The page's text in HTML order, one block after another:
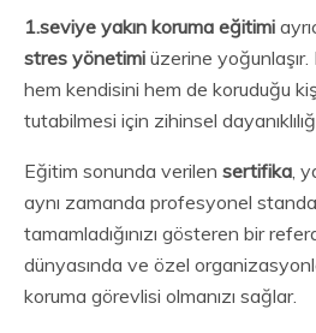
1.seviye yakın koruma eğitimi
stres yönetimi üzerine
hem kendisini hem de koruduğu
tutabilmesi için zihinsel
Eğitim sonunda verilen sertifika,
aynı zamanda profesyonel
tamamladığınızı gösteren bir
dünyasında ve özel
koruma görevlisi olmanızı sağlar.